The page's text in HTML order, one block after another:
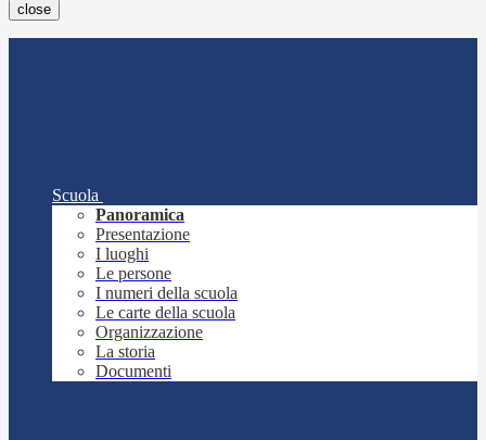
close
Scuola
Panoramica
Presentazione
I luoghi
Le persone
I numeri della scuola
Le carte della scuola
Organizzazione
La storia
Documenti